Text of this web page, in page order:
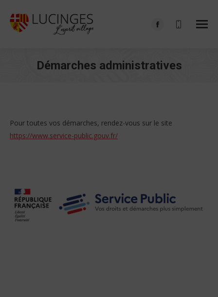
Facebook
in
Démarches administratives
Pour toutes vos démarches, rendez-vous sur le site
https://www.service-public.gouv.fr/